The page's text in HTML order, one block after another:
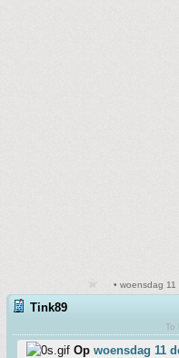
• woensdag
Tink89
To
Op woensdag 11